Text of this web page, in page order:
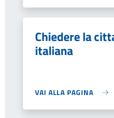
Chiedere la
italiana
VAI ALLA PAGINA